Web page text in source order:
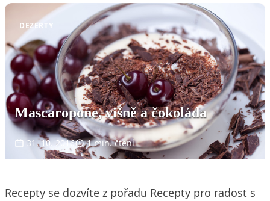
DEZERTY
Mascaropone, višně a čokoláda
31. 10. 2016 1 min. čtení
Recepty se dozvíte z pořadu Recepty pro radost s